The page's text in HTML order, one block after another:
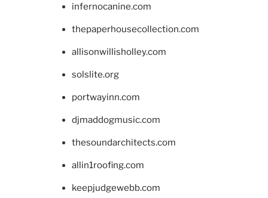
infernocanine.com
thepaperhousecollection.com
allisonwillisholley.com
solslite.org
portwayinn.com
djmaddogmusic.com
thesoundarchitects.com
allin1roofing.com
keepjudgewebb.com